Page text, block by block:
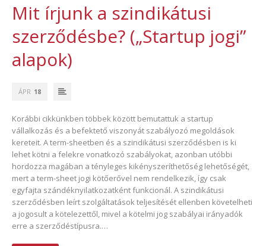
Mit írjunk a szindikátusi
szerződésbe? („Startup jogi”
alapok)
ÁPR 18
Korábbi cikkünkben többek között bemutattuk a startup
vállalkozás és a befektető viszonyát szabályozó megoldások
kereteit. A term-sheetben és a szindikátusi szerződésben is ki
lehet kötni a felekre vonatkozó szabályokat, azonban utóbbi
hordozza magában a tényleges kikényszeríthetőség lehetőségét,
mert a term-sheet jogi kötőerővel nem rendelkezik, így csak
egyfajta szándéknyilatkozatként funkcionál. A szindikátusi
szerződésben leírt szolgáltatások teljesítését ellenben követelheti
a jogosult a kötelezettől, mivel a kötelmi jog szabályai irányadók
erre a szerződéstípusra.…